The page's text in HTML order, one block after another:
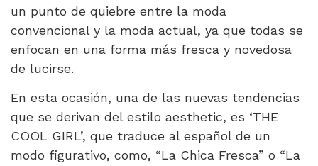
un punto de quiebre entre la moda
convencional y la moda actual, ya que todas se
enfocan en una forma más fresca y novedosa
de lucirse.
En esta ocasión, una de las nuevas tendencias
que se derivan del estilo aesthetic, es ‘THE
COOL GIRL’, que traduce al español de un
modo figurativo, como, “La Chica Fresca” o “La